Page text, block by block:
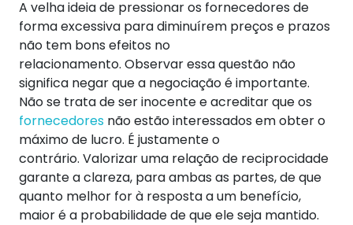
A velha ideia de pressionar os fornecedores de
forma excessiva para diminuírem preços e prazos
não tem bons efeitos no
relacionamento. Observar essa questão não
significa negar que a negociação é importante.
Não se trata de ser inocente e acreditar que os
fornecedores não estão interessados em obter o
máximo de lucro. É justamente o
contrário. Valorizar uma relação de reciprocidade
garante a clareza, para ambas as partes, de que
quanto melhor for à resposta a um benefício,
maior é a probabilidade de que ele seja mantido.